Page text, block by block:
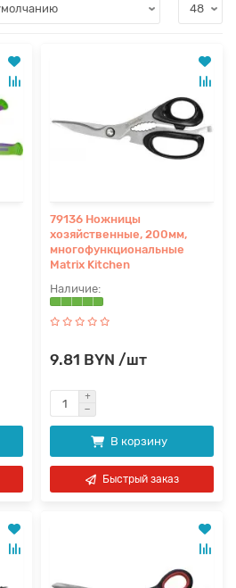
79136 Ножницы
хозяйственные, 200мм,
многофункциональные
Matrix Kitchen
9.81 BYN /шт
В корзину
Быстрый заказ